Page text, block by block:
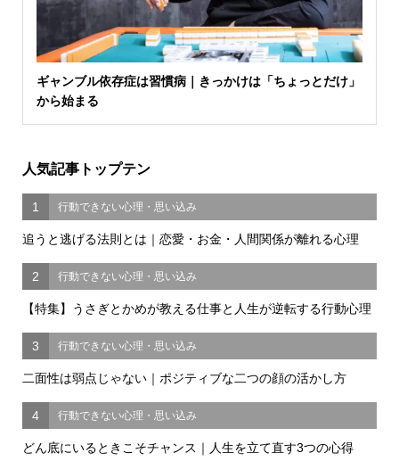
ギャンブル依存症は習慣病｜きっかけは「ちょっとだけ」
から始まる
人気記事トップテン
1 行動できない心理・思い込み
追うと逃げる法則とは｜恋愛・お金・人間関係が離れる心理
2 行動できない心理・思い込み
【特集】うさぎとかめが教える仕事と人生が逆転する行動心理
3 行動できない心理・思い込み
二面性は弱点じゃない｜ポジティブな二つの顔の活かし方
4 行動できない心理・思い込み
どん底にいるときこそチャンス｜人生を立て直す3つの心得